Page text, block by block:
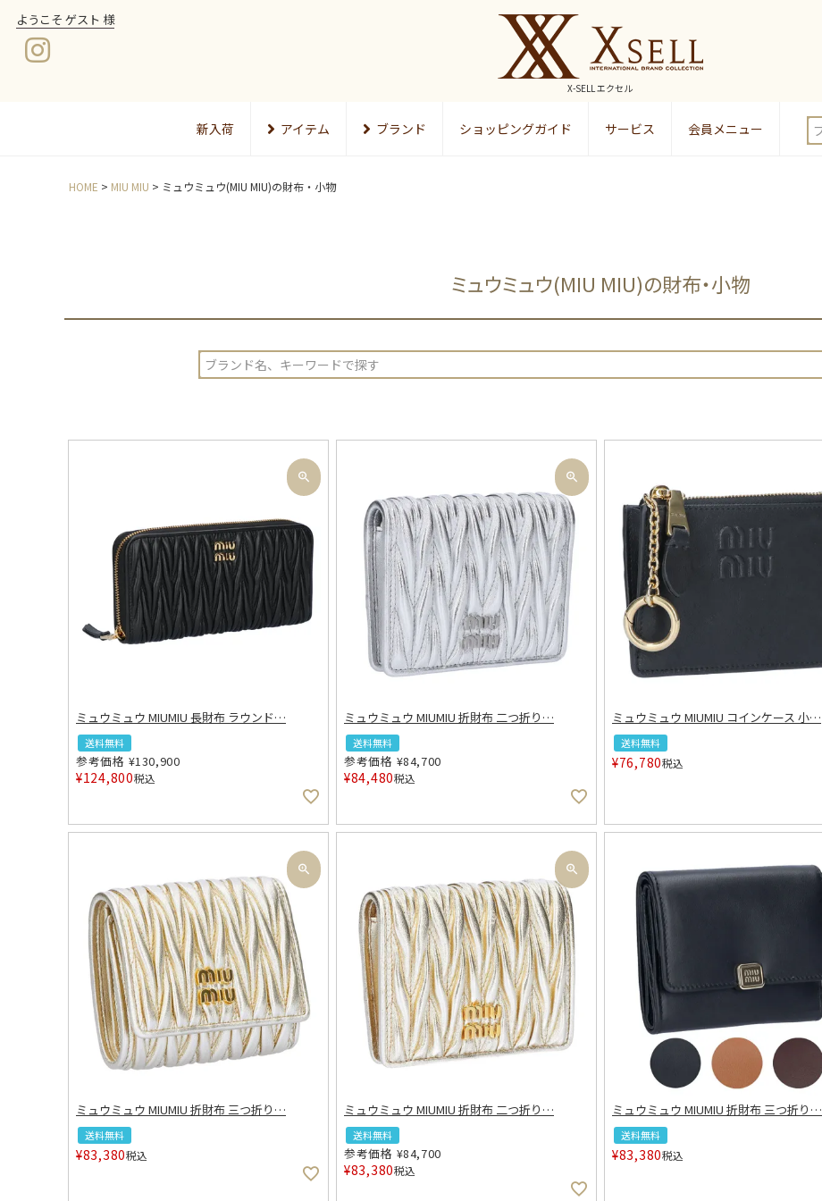
ようこそ ゲスト 様
X-SELL エクセル
新入荷 アイテム ブランド ショッピングガイド サービス 会員メニュー
検索
HOME MIU MIU ミュウミュウ(MIU MIU)の財布・小物
ミュウミュウ(MIU MIU)の財布・小物
ミュウミュウ MIUMIU 長財布 ラウンド…
送料無料
参考価格 ¥130,900
¥124,800税込
ミュウミュウ MIUMIU 折財布 二つ折り …
送料無料
参考価格 ¥84,700
¥84,480税込
ミュウミュウ MIUMIU コインケース 小…
送料無料
¥76,780税込
ミュウミュウ MIUMIU 折財布 三つ折り …
送料無料
¥83,380税込
ミュウミュウ MIUMIU 折財布 二つ折り …
送料無料
参考価格 ¥84,700
¥83,380税込
ミュウミュウ MIUMIU 折財布 三つ折り …
送料無料
¥83,380税込